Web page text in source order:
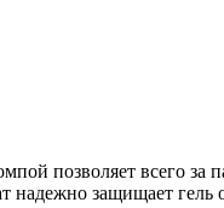
позволяет всего
защищает